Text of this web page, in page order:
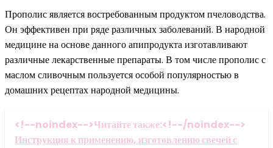
Прополис является востребованным продуктом пчеловодства.
Он эффективен при ряде различных заболеваний. В народной
медицине на основе данного апипродукта изготавливают
различные лекарственные препараты. В том числе прополис с
маслом сливочным пользуется особой популярностью в
домашних рецептах народной медицины.
<!--noindex-->Читайте также:<!--/noindex-->
Инструкция к применению, изготовлению свечей с